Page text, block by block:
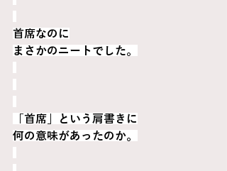
首席なのに
まさかのニートでした。
「首席」という肩書きに
何の意味があったのか。